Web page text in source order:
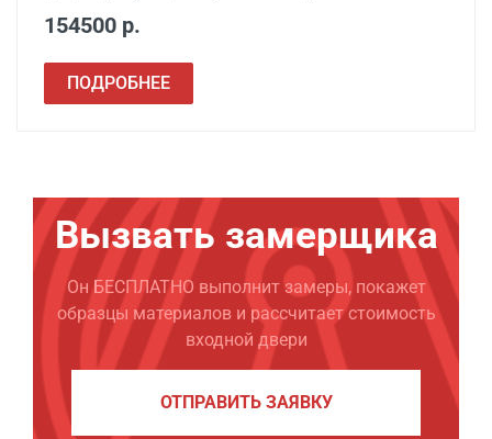
154500 р.
ПОДРОБНЕЕ
Вызвать замерщика
Он БЕСПЛАТНО выполнит замеры, покажет
образцы материалов и рассчитает стоимость
входной двери
ОТПРАВИТЬ ЗАЯВКУ